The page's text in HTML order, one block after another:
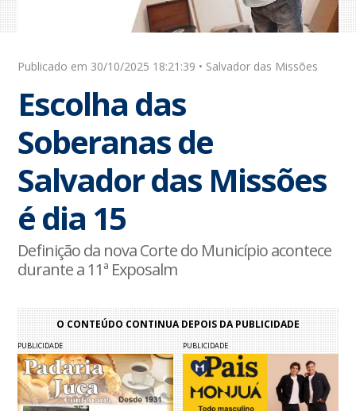
Publicado em 30/10/2025 18:21:39 • Salvador das Missões
Escolha das
Soberanas de
Salvador das Missões
é dia 15
Definição da nova Corte do Município acontece
durante a 11ª Exposalm
O CONTEÚDO CONTINUA DEPOIS DA PUBLICIDADE
PUBLICIDADE PUBLICIDADE